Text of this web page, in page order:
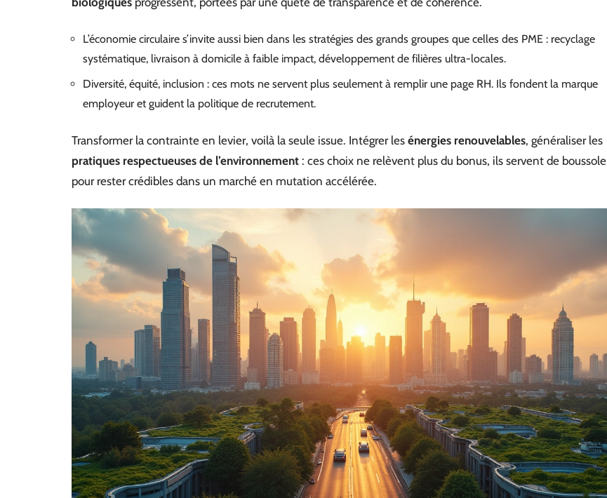
L’économie circulaire s’invite aussi bien dans les stratégies des grands groupes que celles des PME : recyclage
systématique, livraison à domicile à faible impact, développement de filières ultra-locales.
Diversité, équité, inclusion : ces mots ne servent plus seulement à remplir une page RH. Ils fondent la marque
employeur et guident la politique de recrutement.
Transformer la contrainte en levier, voilà la seule issue. Intégrer les énergies renouvelables, généraliser les
pratiques respectueuses de l’environnement : ces choix ne relèvent plus du bonus, ils servent de boussole
pour rester crédibles dans un marché en mutation accélérée.